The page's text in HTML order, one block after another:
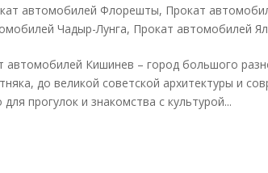
автомобилей Флорешты, Прокат
Чадыр-Лунга, Прокат автомобилей
автомобилей Кишинев – город большого
до великой советской архитектуры и
прогулок и знакомства с культурой...